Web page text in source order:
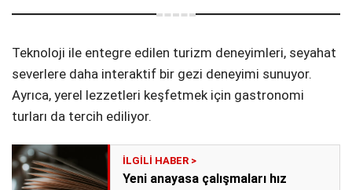
Teknoloji ile entegre edilen turizm deneyimleri, seyahat
severlere daha interaktif bir gezi deneyimi sunuyor.
Ayrıca, yerel lezzetleri keşfetmek için gastronomi
turları da tercih ediliyor.
Yeni anayasa çalışmaları hız